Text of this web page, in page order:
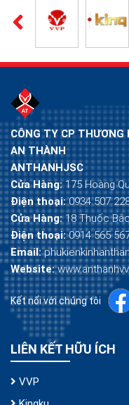
CÔNG TY CP THƯƠNG
AN THÀNH
ANTHANHJSC
Cửa Hàng:175 Hoàng
Điện thoại:0934 507
Cửa Hàng:18 Thuốc
Điện thoại:0914 565
Email:
Website:
Kết nối với chúng tôi
LIÊN KẾT HỮU ÍCH
VVP